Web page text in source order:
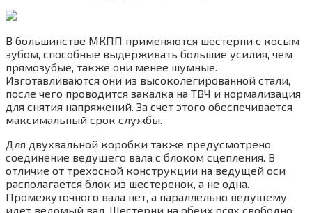
В большинстве МКПП применяются шестерни с косым
зубом, способные выдерживать большие усилия, чем
прямозубые, также они менее шумные.
Изготавливаются они из высоколегированной стали,
после чего проводится закалка на ТВЧ и нормализация
для снятия напряжений. За счет этого обеспечивается
максимальный срок службы.
Для двухвальной коробки также предусмотрено
соединение ведущего вала с блоком сцепления. В
отличие от трехосной конструкции на ведущей оси
располагается блок из шестеренок, а не одна.
Промежуточного вала нет, а параллельно ведущему
идет ведомый вал. Шестерни на обеих осях свободно